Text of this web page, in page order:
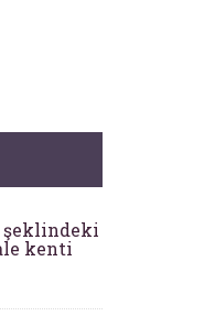
şeklindeki
kenti